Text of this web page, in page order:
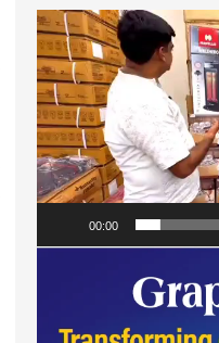
Video
Player
00:00